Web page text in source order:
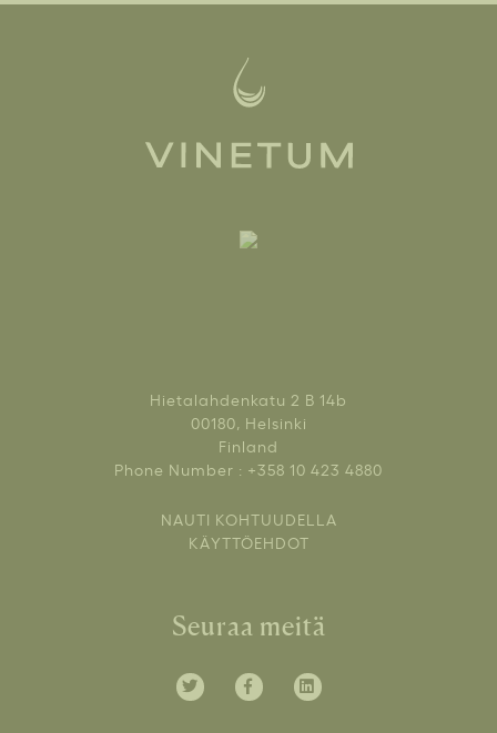
Hietalahdenkatu 2 B 14b
00180, Helsinki
Finland
Phone Number : +358 10 423 4880
NAUTI KOHTUUDELLA
KÄYTTÖEHDOT
Seuraa meitä